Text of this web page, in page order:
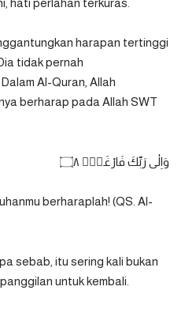
harapan tertinggi
tidak pernah
Al-Quran, Allah
berharap pada Allah SWT
وَاِلٰى رَبِّكَ فَارْغَبْࣖ ۝٨
berharaplah! (QS. Al-
sebab, itu sering kali bukan
untuk kembali.